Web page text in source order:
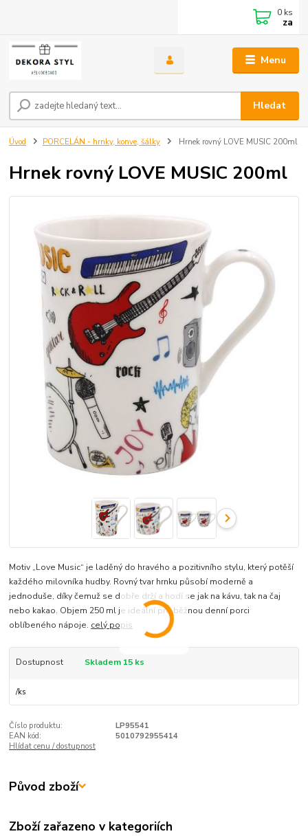
Menu
Hledat
0 ks
za
Úvod PORCELÁN - hrnky, konve, šálky Hrnek rovný LOVE MUSIC 200ml
Hrnek rovný LOVE MUSIC 200ml
Motiv „Love Music“ je laděný do hravého a pozitivního stylu, který potěší
každého milovníka hudby. Rovný tvar hrnku působí moderně a
jednoduše, díky čemuž se dobře drží a hodí se jak na kávu, tak na čaj
nebo kakao. Objem 250 ml je ideální pro běžnou denní porci
oblíbeného nápoje. celý popis
Dostupnost Skladem 15 ks
/ks
Číslo produktu:
LP95541
EAN kód:
5010792955414
Hlídat cenu / dostupnost
Původ zboží
Zboží zařazeno v kategoriích